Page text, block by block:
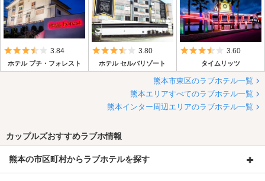
5つ星のうち3.5
3.84
ホテル プチ・フォレスト
5つ星のうち3.5
3.80
ホテル セルバリゾート
5つ星のうち
3.60
タイムリッツ
熊本市東区のラブホテル一覧
熊本エリアすべてのラブホテル一覧
熊本インター周辺エリアのラブホテル一覧
カップルズおすすめラブホ情報
熊本の市区町村からラブホテルを探す